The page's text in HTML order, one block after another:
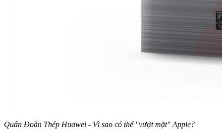
Quân Đoàn Thép Huawei - Vì sao có thể "vượt mặt" Apple?